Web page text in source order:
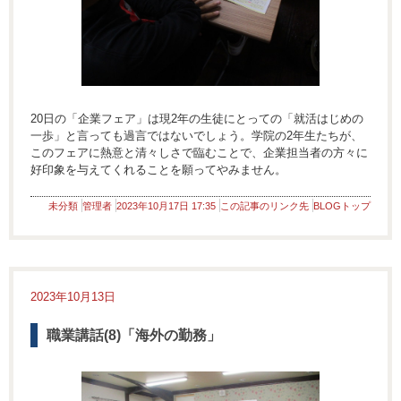
20日の「企業フェア」は現2年の生徒にとっての「就活はじめの
一歩」と言っても過言ではないでしょう。学院の2年生たちが、
このフェアに熱意と清々しさで臨むことで、企業担当者の方々に
好印象を与えてくれることを願ってやみません。
未分類 管理者 2023年10月17日 17:35 この記事のリンク先 BLOGトップ
2023年10月13日
職業講話(8)「海外の勤務」